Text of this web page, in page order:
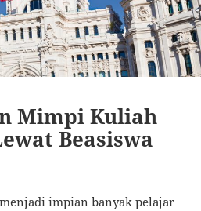
Mimpi Kuliah
Beasiswa
impian banyak pelajar